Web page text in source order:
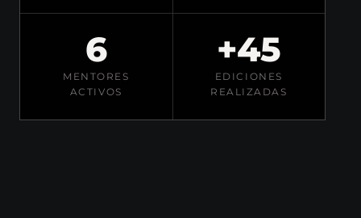
6
MENTORES
ACTIVOS
+45
EDICIONES
REALIZADAS